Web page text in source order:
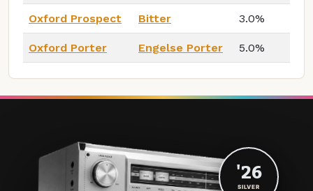
Oxford Prospect Bitter 3.0%
Oxford Porter Engelse Porter 5.0%
'26
SILVER